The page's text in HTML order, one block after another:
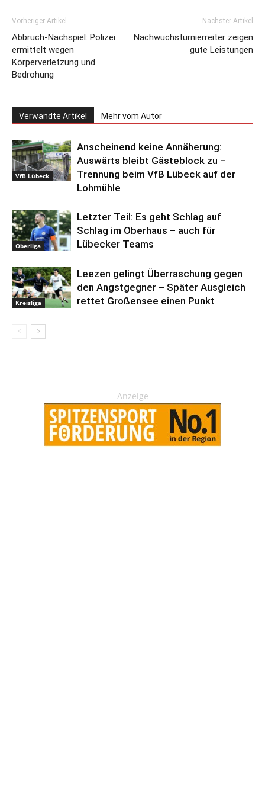
Vorheriger Artikel
Abbruch-Nachspiel: Polizei
ermittelt wegen
Körperverletzung und
Bedrohung
Nächster Artikel
Nachwuchsturnierreiter zeigen
gute Leistungen
Verwandte Artikel Mehr vom Autor
VfB Lübeck
Anscheinend keine Annäherung:
Auswärts bleibt Gästeblock zu –
Trennung beim VfB Lübeck auf der
Lohmühle
Oberliga
Letzter Teil: Es geht Schlag auf
Schlag im Oberhaus – auch für
Lübecker Teams
Kreisliga
Leezen gelingt Überraschung gegen
den Angstgegner – Später Ausgleich
rettet Großensee einen Punkt
Anzeige